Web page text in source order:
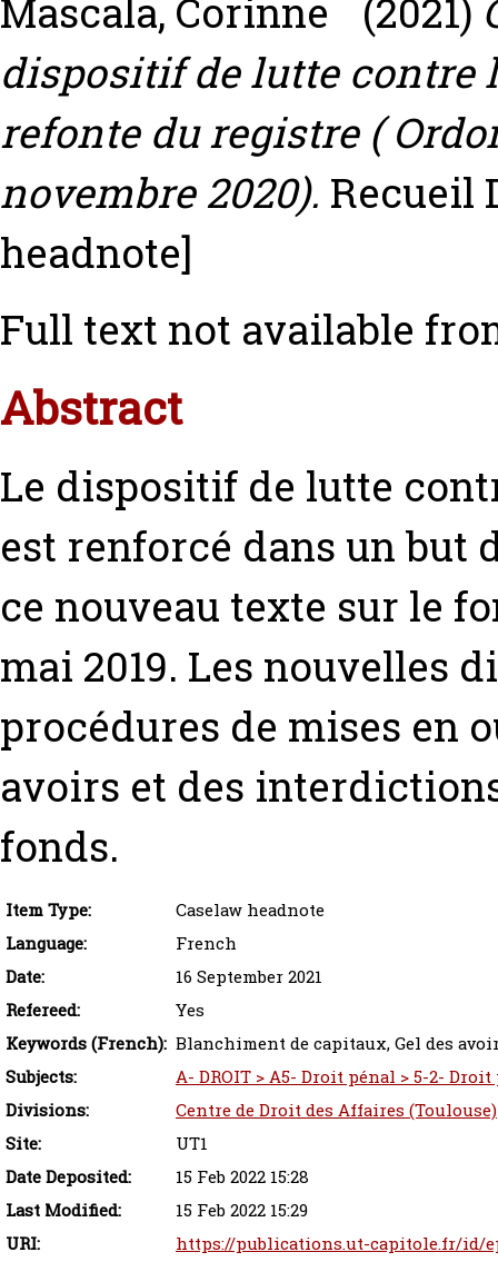
Mascala, Corinne (2021)
dispositif de lutte contre
refonte du registre (
novembre 2020). Recueil
headnote]
Full text not available
Abstract
Le dispositif de lutte
est renforcé dans un but
ce nouveau texte sur le
mai 2019. Les nouvelles
procédures de mises en
avoirs et des
fonds.
Item Type:
Caselaw headnote
Language:
French
Date:
16 September 2021
Refereed:
Yes
Keywords (French): Blanchiment de capitaux, Gel des
Subjects:
A- DROIT > A5- Droit pénal > 5-2-
Divisions:
Centre de Droit des Affaires (Toulouse)
Site:
UT1
Date Deposited:
15 Feb 2022 15:28
Last Modified:
15 Feb 2022 15:29
URI:
https://publications.ut-capitole.fr/id/